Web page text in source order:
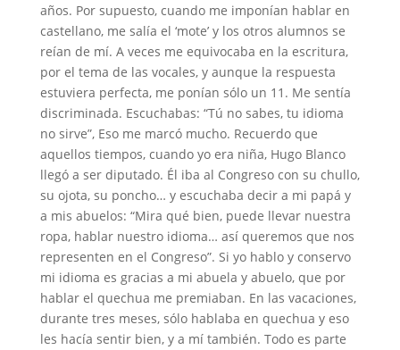
años. Por supuesto, cuando me imponían hablar en
castellano, me salía el ‘mote’ y los otros alumnos se
reían de mí. A veces me equivocaba en la escritura,
por el tema de las vocales, y aunque la respuesta
estuviera perfecta, me ponían sólo un 11. Me sentía
discriminada. Escuchabas: “Tú no sabes, tu idioma
no sirve”, Eso me marcó mucho. Recuerdo que
aquellos tiempos, cuando yo era niña, Hugo Blanco
llegó a ser diputado. Él iba al Congreso con su chullo,
su ojota, su poncho… y escuchaba decir a mi papá y
a mis abuelos: “Mira qué bien, puede llevar nuestra
ropa, hablar nuestro idioma… así queremos que nos
representen en el Congreso”. Si yo hablo y conservo
mi idioma es gracias a mi abuela y abuelo, que por
hablar el quechua me premiaban. En las vacaciones,
durante tres meses, sólo hablaba en quechua y eso
les hacía sentir bien, y a mí también. Todo es parte